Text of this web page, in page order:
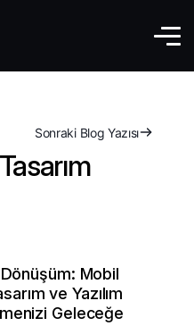
Sonraki Blog Yazısı
Mobil
ve Yazılım
Geleceğe